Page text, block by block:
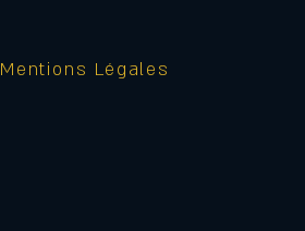
Mentions Légales